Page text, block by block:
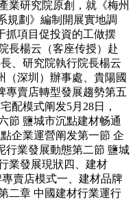
業研究院原創，就《梅州
規劃》編制開展實地調
抓項目促投資的工做摆
長楊云（客座传授）赴
、研究院執行院長楊云
（深圳）辦事處、貴陽國
專賣店轉型發展趨勢第五
配模式阐发5月28日，
節 鹽城市沉點建材畅通
企業運營阐发第一節 企
行業發展動態第二節 鹽城
業發展現狀四、建材
賣店模式一、建材品牌
二章 中國建材行業運行